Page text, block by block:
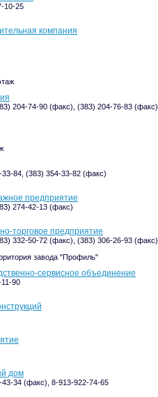
10-25
компания
204-74-90 (факс), (383) 204-76-83 (факс)
84, (383) 354-33-82 (факс)
предприятие
274-42-13 (факс)
торговое предприятие
332-50-72 (факс), (383) 306-26-93 (факс),
завода "Профиль"
сервисное объединение
90
дом
34 (факс), 8-913-922-74-65